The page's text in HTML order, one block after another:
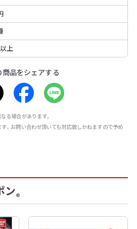
上
商品をシェアする
る場合があります。
。お問い合わせ頂いても対応致しかねますので予め
ン®